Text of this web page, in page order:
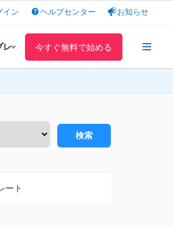
イン ヘルプセンター お知らせ
レ 今すぐ無料で始める
検索
ート